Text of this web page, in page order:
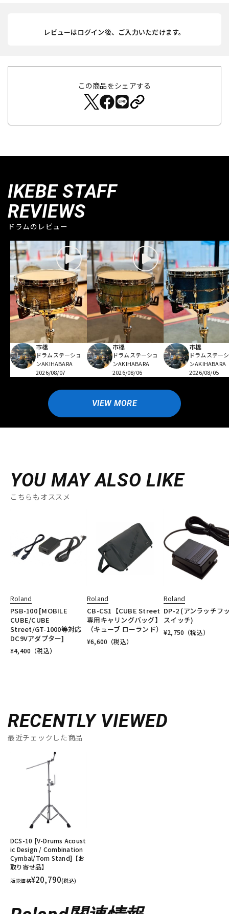
レビューはログイン後、ご入力いただけます。
この商品をシェアする
IKEBE STAFF
REVIEWS
ドラムのレビュー
市橋
ドラムステーショ
ンAKIHABARA
2026/08/07
市橋
ドラムステーショ
ンAKIHABARA
2026/08/06
市橋
ドラムステー
ンAKIHABARA
2026/08/05
VIEW MORE
YOU MAY ALSO LIKE
こちらもオススメ
Roland
PSB-100 [MOBILE
CUBE/CUBE
Street/GT-1000等対応
DC9Vアダプター]
¥4,400 （税込）
Roland
CB-CS1【CUBE Street
専用キャリングバッグ】
（キューブ ローランド）
¥6,600 （税込）
Roland
DP-2 (アンラッチフ
スイッチ)
¥2,750 （税込）
RECENTLY VIEWED
最近チェックした商品
DCS-10 [V-Drums Acoust
ic Design / Combination
Cymbal/Tom Stand]【お
取り寄せ品】
販売価格¥20,790(税込)